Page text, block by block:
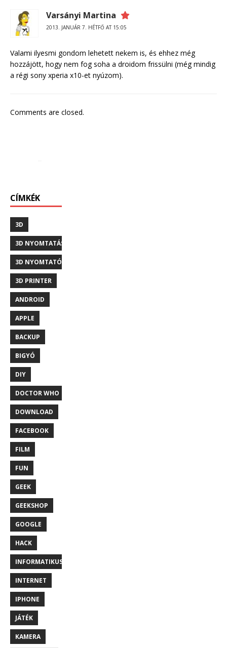
Varsányi Martina
2013. JANUÁR 7. HÉTFŐ AT 15:05
Valami ilyesmi gondom lehetett nekem is, és ehhez még
hozzájött, hogy nem fog soha a droidom frissülni (még mindig
a régi sony xperia x10-et nyúzom).
Comments are closed.
CÍMKÉK
3D
3D NYOMTATÁS
3D NYOMTATÓ
3D PRINTER
ANDROID
APPLE
BACKUP
BIGYÓ
DIY
DOCTOR WHO
DOWNLOAD
FACEBOOK
FILM
FUN
GEEK
GEEKSHOP
GOOGLE
HACK
INFORMATIKUS
INTERNET
IPHONE
JÁTÉK
KAMERA